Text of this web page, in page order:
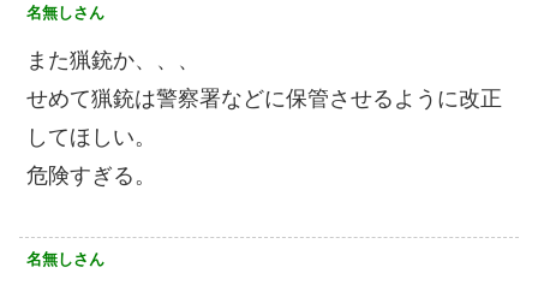
名無しさん
また猟銃か、、、
せめて猟銃は警察署などに保管させるように改正
してほしい。
危険すぎる。
名無しさん